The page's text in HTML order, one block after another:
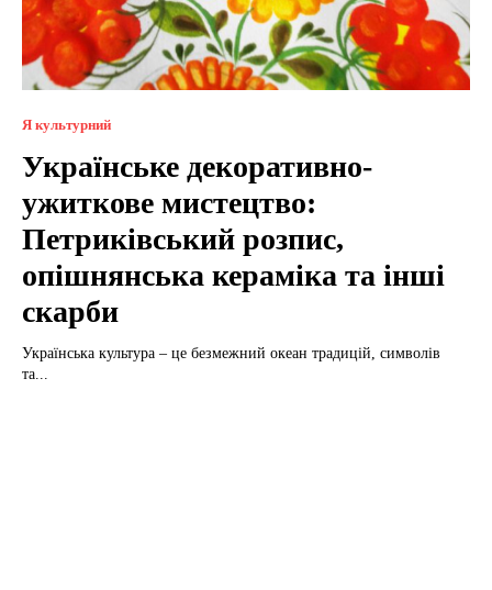
Я культурний
Українське декоративно-
ужиткове мистецтво:
Петриківський розпис,
опішнянська кераміка та інші
скарби
Українська культура – це безмежний океан традицій, символів
та...